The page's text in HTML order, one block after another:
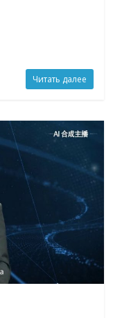
Читать далее